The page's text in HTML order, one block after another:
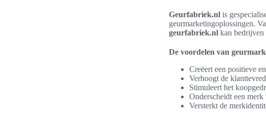
Geurfabriek.nl is
geurmarketingoplossingen.
geurfabriek.nl kan bedrijven
De voordelen van
Creëert een positieve
Verhoogt de
Stimuleert het
Onderscheidt een
Versterkt de